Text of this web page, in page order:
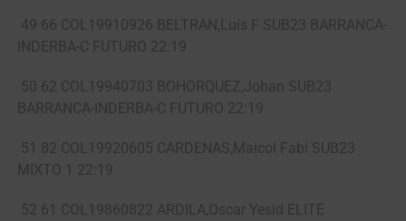
49 66 COL19910926 BELTRAN,Luis F SUB23 BARRANCA-
INDERBA-C FUTURO 22:19
50 62 COL19940703 BOHORQUEZ,Johan SUB23
BARRANCA-INDERBA-C FUTURO 22:19
51 82 COL19920605 CARDENAS,Maicol Fabi SUB23
MIXTO 1 22:19
52 61 COL19860822 ARDILA,Oscar Yesid ELITE